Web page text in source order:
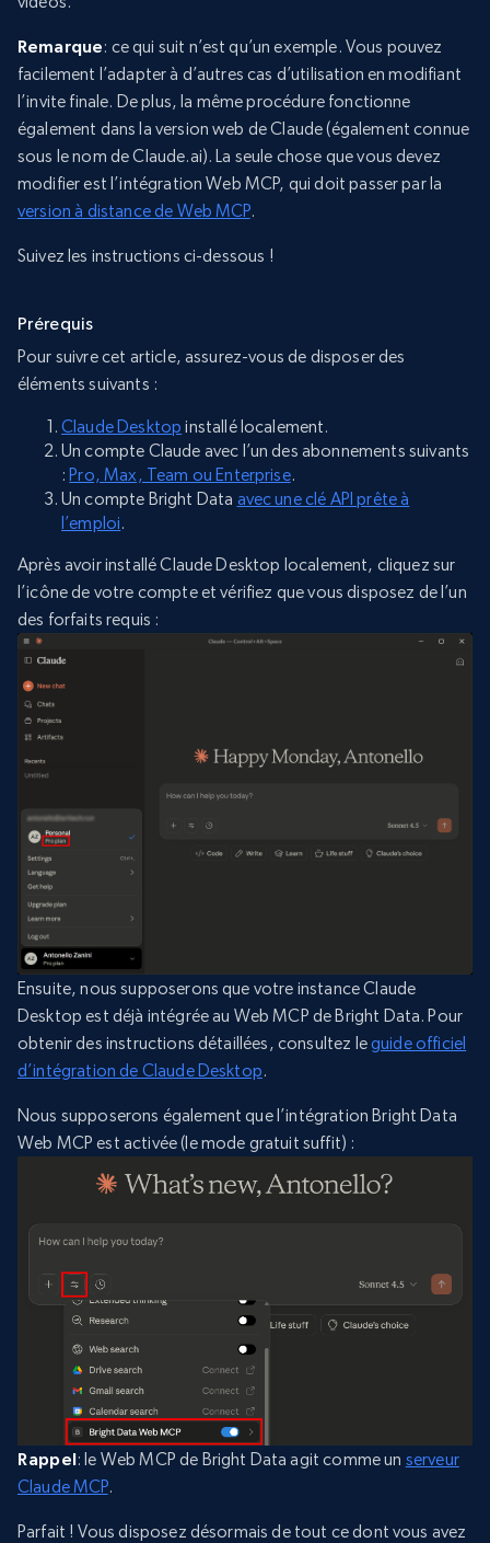
Remarque: ce qui suit n’est qu’un exemple. Vous pouvez
facilement l’adapter à d’autres cas d’utilisation en modifiant
l’invite finale. De plus, la même procédure fonctionne
également dans la version web de Claude (également connue
sous le nom de Claude.ai). La seule chose que vous devez
modifier est l’intégration Web MCP, qui doit passer par la
version à distance de Web MCP.
Suivez les instructions ci-dessous !
Prérequis
Pour suivre cet article, assurez-vous de disposer des
éléments suivants :
Claude Desktop installé localement.
Un compte Claude avec l’un des abonnements suivants
: Pro, Max, Team ou Enterprise.
Un compte Bright Data avec une clé API prête à
l’emploi.
Après avoir installé Claude Desktop localement, cliquez sur
l’icône de votre compte et vérifiez que vous disposez de l’un
des forfaits requis :
Ensuite, nous supposerons que votre instance Claude
Desktop est déjà intégrée au Web MCP de Bright Data. Pour
obtenir des instructions détaillées, consultez leguide officiel
d’intégration de Claude Desktop.
Nous supposerons également que l’intégration Bright Data
Web MCP est activée (le mode gratuit suffit) :
Rappel: le Web MCP de Bright Data agit comme un serveur
Claude MCP.
Parfait ! Vous disposez désormais de tout ce dont vous avez